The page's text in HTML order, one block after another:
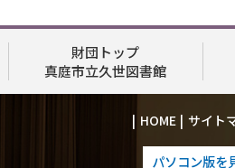
財団トップ
真庭市立久世図書館
HOME サイト
パソコン版を